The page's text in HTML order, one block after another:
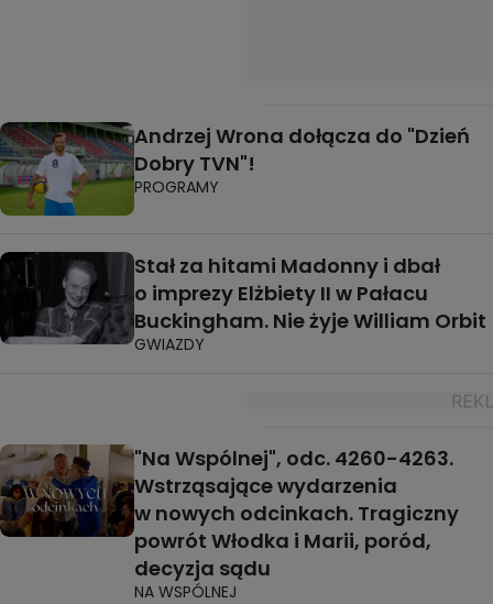
Andrzej Wrona dołącza do "Dzień
Dobry TVN"!
PROGRAMY
Stał za hitami Madonny i dbał
o imprezy Elżbiety II w Pałacu
Buckingham. Nie żyje William Orbit
GWIAZDY
"Na Wspólnej", odc. 4260-4263.
Wstrząsające wydarzenia
w nowych odcinkach. Tragiczny
powrót Włodka i Marii, poród,
decyzja sądu
NA WSPÓLNEJ